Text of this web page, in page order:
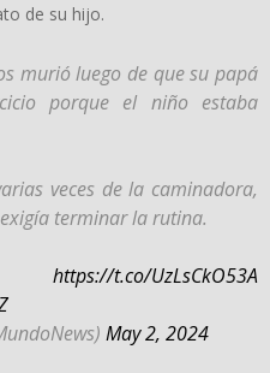
de su hijo.
murió luego de que su papá
porque el niño estaba
veces de la caminadora,
terminar la rutina.
https://t.co/UzLsCkO53A
May 2, 2024